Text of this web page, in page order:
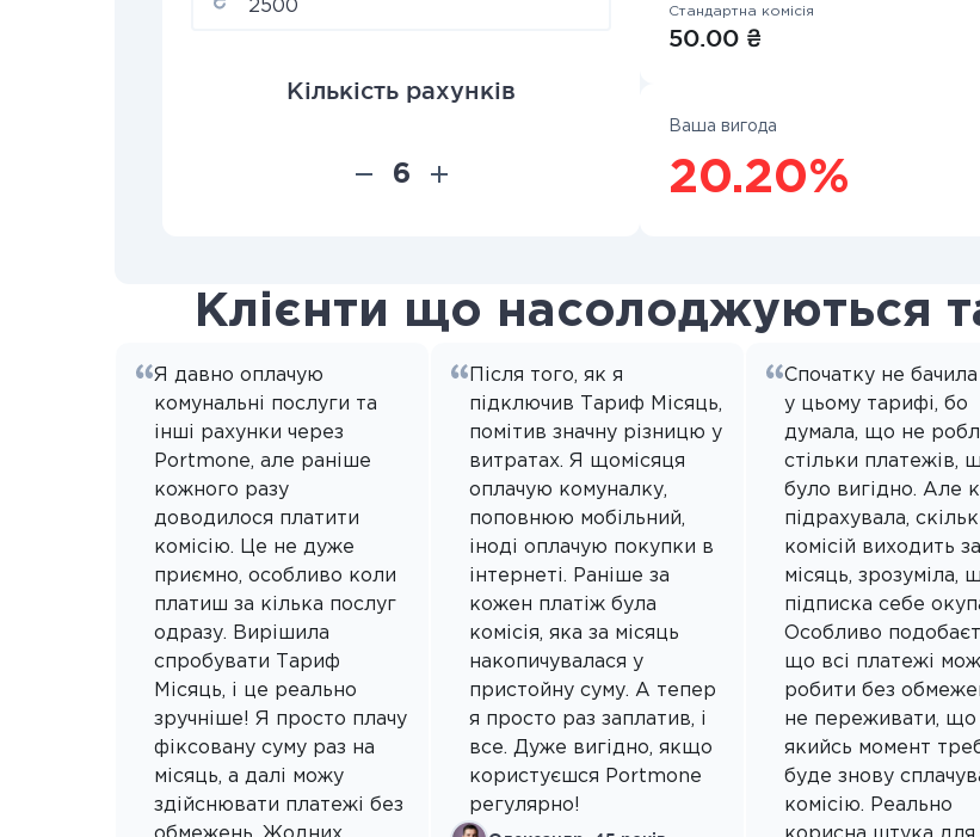
Кількість рахунків
6
Стандартна комісія
50.00 ₴
Ваша вигода
20.20%
Клієнти що насолоджуються
Я давно оплачую
комунальні послуги та
інші рахунки через
Portmone, але раніше
кожного разу
доводилося платити
комісію. Це не дуже
приємно, особливо коли
платиш за кілька послуг
одразу. Вирішила
спробувати Тариф
Місяць, і це реально
зручніше! Я просто плачу
фіксовану суму раз на
місяць, а далі можу
здійснювати платежі без
Після того, як я
підключив Тариф Місяць,
помітив значну різницю у
витратах. Я щомісяця
оплачую комуналку,
поповнюю мобільний,
іноді оплачую покупки в
інтернеті. Раніше за
кожен платіж була
комісія, яка за місяць
накопичувалася у
пристойну суму. А тепер
я просто раз заплатив, і
все. Дуже вигідно, якщо
користуєшся Portmone
регулярно!
Спочатку не
у цьому тарифі, бо
думала, що не
стільки платежів,
було вигідно. Але
підрахувала,
комісій виходить за
місяць, зрозуміла,
підписка себе
Особливо
що всі платежі
робити без
не переживати, що
якийсь момент
буде знову
комісію. Реально